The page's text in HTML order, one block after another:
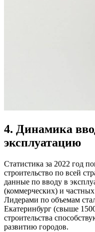
4. Динамика
эксплуатацию
Статистика за 2022 год
строительство по всей
данные по вводу в
(коммерческих) и
Лидерами по объемам
Екатеринбург (свыше
строительства
развитию городов.